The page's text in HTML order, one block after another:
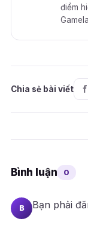
điểm
Chia sẻ bài viết
Bình luận 0
B Bạn phải